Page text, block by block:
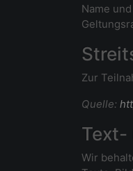
Name
Zur
Quelle:
Text-
Wir